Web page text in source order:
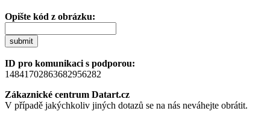
Opište kód z obrázku:
submit
ID pro komunikaci s podporou:
14841702863682956282
Zákaznické centrum Datart.cz
V případě jakýchkoliv jiných dotazů se na nás neváhejte obrátit.